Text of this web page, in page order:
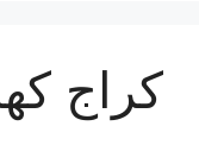
كراج